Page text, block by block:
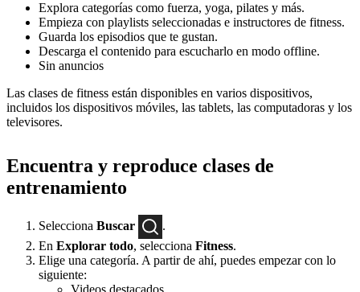
Explora categorías como fuerza, yoga, pilates y más.
Empieza con playlists seleccionadas e instructores de fitness.
Guarda los episodios que te gustan.
Descarga el contenido para escucharlo en modo offline.
Sin anuncios
Las clases de fitness están disponibles en varios dispositivos,
incluidos los dispositivos móviles, las tablets, las computadoras y los
televisores.
Encuentra y reproduce clases de
entrenamiento
Selecciona Buscar
.
En Explorar todo, selecciona Fitness.
Elige una categoría. A partir de ahí, puedes empezar con lo
siguiente: